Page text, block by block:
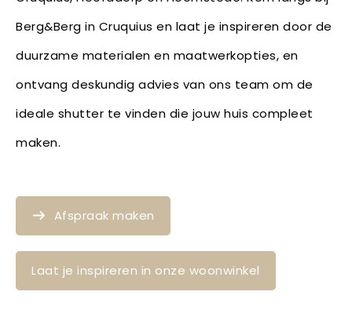
Berg&Berg in Cruquius en laat je inspireren door de
duurzame materialen en maatwerkopties, en
ontvang deskundig advies van ons team om de
ideale shutter te vinden die jouw huis compleet
maken.
Afspraak maken
Laat je inspireren in onze woonwinkel